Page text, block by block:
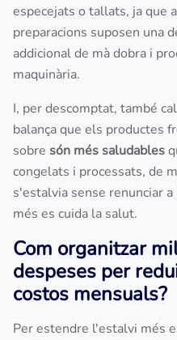
especejats o tallats, ja que
preparacions suposen una
addicional de mà dobra i
maquinària.
I, per descomptat, també
balança que els productes
sobre són més saludables
congelats i processats, de
s'estalvia sense renunciar
més es cuida la salut.
Com organitzar
despeses per
costos mensuals?
Per estendre l'estalvi més